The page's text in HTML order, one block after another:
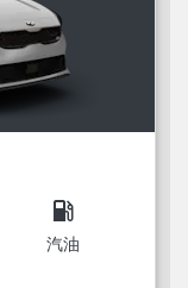
local_gas_station
汽油